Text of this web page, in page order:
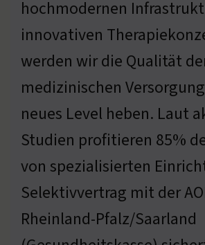
hochmodernen
innovativen
werden wir die Qualität
medizinischen
neues Level heben. Laut
Studien profitieren 85%
von spezialisierten
Selektivvertrag mit der
Rheinland-Pfalz/Saarland